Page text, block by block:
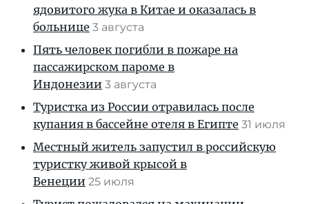
ядовитого жука в Китае и оказалась в
больнице 3 августа
Пять человек погибли в пожаре на
пассажирском пароме в
Индонезии 3 августа
Туристка из России отравилась после
купания в бассейне отеля в Египте 31 июля
Местный житель запустил в российскую
туристку живой крысой в
Венеции 25 июля